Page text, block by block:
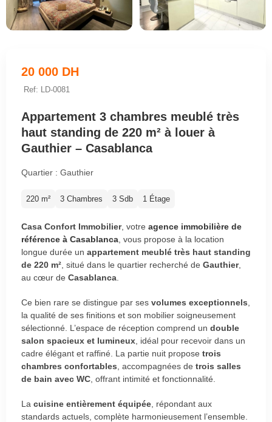
20 000 DH
Ref: LD-0081
Appartement 3 chambres meublé très
haut standing de 220 m² à louer à
Gauthier – Casablanca
Quartier : Gauthier
220 m² 3 Chambres 3 Sdb 1 Étage
Casa Confort Immobilier, votre agence immobilière de
référence à Casablanca , vous propose à la location
longue durée un appartement meublé très haut standing
de 220 m² , situé dans le quartier recherché de Gauthier,
au cœur de Casablanca
Ce bien rare se distingue par ses volumes exceptionnels
la qualité de ses finitions et son mobilier soigneusement
sélectionné. L’espace de réception comprend un double
salon spacieux et lumineux , idéal pour recevoir dans un
cadre élégant et raffiné. La partie nuit propose trois
chambres confortables , accompagnées de trois salles
de bain avec WC , offrant intimité et fonctionnalité.
La cuisine entièrement équipée , répondant aux
standards actuels, complète harmonieusement l’ensemble.